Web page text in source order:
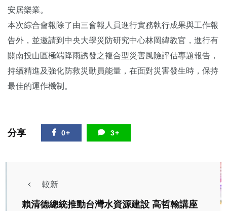
安居樂業。
本次綜合會報除了由三會報人員進行實務執行成果與工作報
告外，並邀請到中央大學災防研究中心林岡緯教官，進行有
關南投山區極端降雨誘發之複合型災害風險評估專題報告，
持續精進及強化防救災動員能量，在面對災害發生時，保持
最佳的運作機制。
分享 0+ 3+
較新
賴清德總統推動台灣水資源建設 高哲翰講座